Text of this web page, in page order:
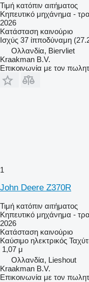
Τιμή κατόπιν αιτήματος
Κηπευτικό μηχάνημα -
2026
Κατάσταση καινούριο
Ισχύς 37 ίπποδύναμη
Ολλανδία, Biervliet
Kraakman B.V.
Επικοινωνία με τον
1
John Deere Z370R
Τιμή κατόπιν αιτήματος
Κηπευτικό μηχάνημα -
2026
Κατάσταση καινούριο
Καύσιμο ηλεκτρικός
1,07 μ
Ολλανδία, Lieshout
Kraakman B.V.
Επικοινωνία με τον